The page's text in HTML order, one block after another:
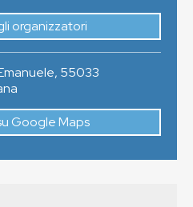
organizzatori
, 55033
Google Maps